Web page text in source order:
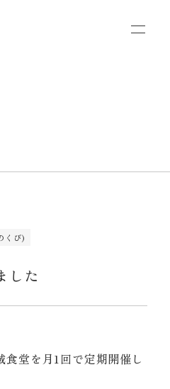
くび)
した
堂を月1回で定期開催し